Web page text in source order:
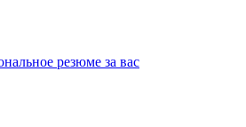
резюме за вас